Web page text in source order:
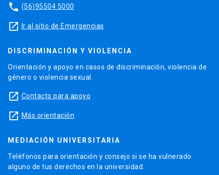
phone (56)95504 5000
launch Ir al sitio de Emergencias
DISCRIMINACIÓN Y VIOLENCIA
Orientación y apoyo en casos de discriminación, violencia de
género o violencia sexual.
launch Contacto para apoyo
launch Más orientación
MEDIACIÓN UNIVERSITARIA
Teléfonos para orientación y consejo si se ha vulnerado
alguno de tus derechos en la universidad.